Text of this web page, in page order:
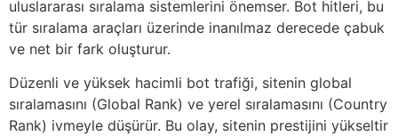
uluslararası sıralama sistemlerini önemser. Bot hitleri, bu
tür sıralama araçları üzerinde inanılmaz derecede çabuk
ve net bir fark oluşturur.
Düzenli ve yüksek hacimli bot trafiği, sitenin global
sıralamasını (Global Rank) ve yerel sıralamasını (Country
Rank) ivmeyle düşürür. Bu olay, sitenin prestijini yükseltir